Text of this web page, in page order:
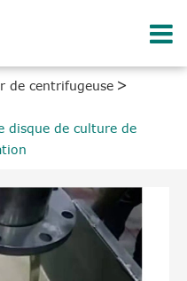
de centrifugeuse
disque de culture de